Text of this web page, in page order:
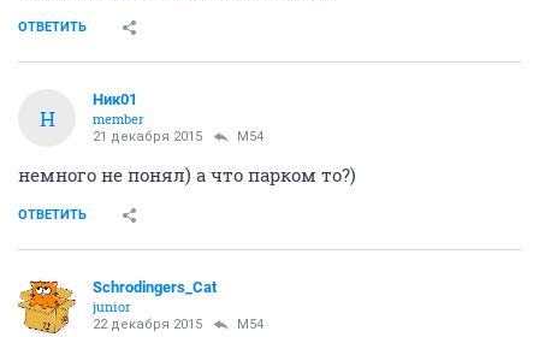
ОТВЕТИТЬ
Н
Ник01
member
21 декабря 2015 M54
немного не понял) а что парком то?)
ОТВЕТИТЬ
Schrodingers_Cat
junior
22 декабря 2015 M54